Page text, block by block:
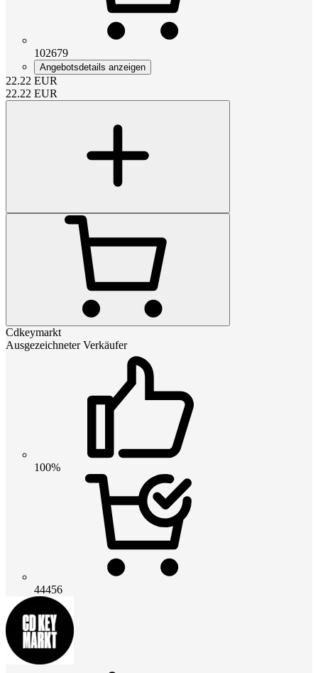
102679
Angebotsdetails anzeigen
22.22 EUR
22.22 EUR
Cdkeymarkt
Ausgezeichneter Verkäufer
100%
44456